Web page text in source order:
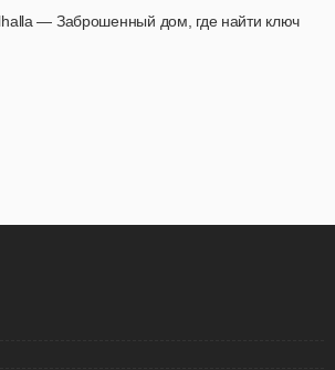
— Заброшенный дом, где найти ключ